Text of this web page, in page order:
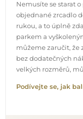
Snadná
Zajišťujeme výrobu
na vaší straně.
nenabízíme
nejlépe vyhovují